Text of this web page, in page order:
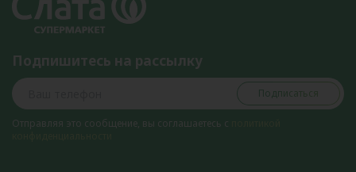
Подпишитесь на рассылку
Подписаться
Отправляя это сообщение, вы соглашаетесь с